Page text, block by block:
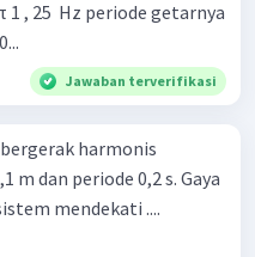
0...
Jawaban terverifikasi
harmonis
m dan periode 0,2 s. Gaya
mendekati ....